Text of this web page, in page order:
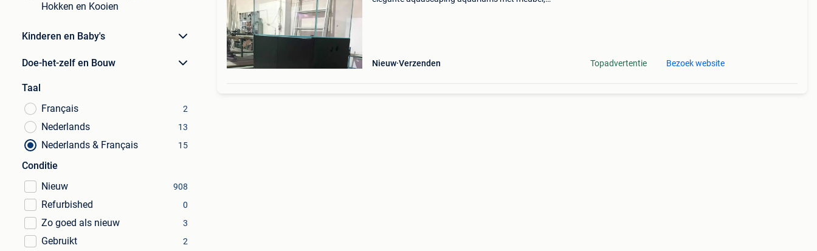
Hokken en Kooien
Kinderen en Baby's
Doe-het-zelf en Bouw
Taal
Français
2
Nederlands 13
Nederlands & Français 15
Conditie
Nieuw
908
Refurbished 0
Zo goed als nieuw 3
Gebruikt 2
Nieuw Verzenden Topadvertentie Bezoek website